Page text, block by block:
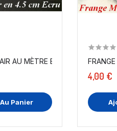
AU MÈTRE EN EN 4.5 CM
Panier
4,00 €